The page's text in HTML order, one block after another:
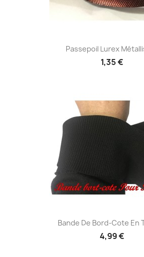
Passepoil Lurex
1,35 €
Bande De Bord-Cote En
4,99 €